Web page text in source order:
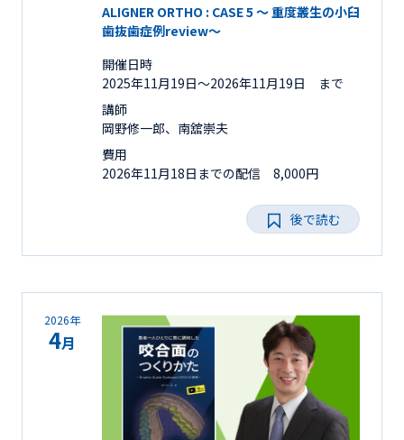
ALIGNER ORTHO : CASE 5 ～ 重度叢生の小臼
歯抜歯症例review～
開催日時
2025年11月19日〜2026年11月19日 まで
講師
岡野修一郎、南舘崇夫
費用
2026年11月18日までの配信 8,000円
後で読む
2026年
4月